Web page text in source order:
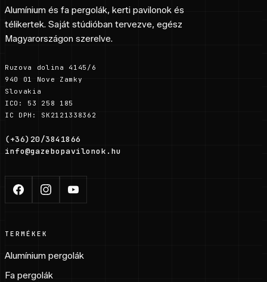
Alumínium és fa pergolák, kerti pavilonok és
télikertek. Saját stúdióban tervezve, egész
Magyarországon szerelve.
Ruzova dolina 4145/6
940 01 Nove Zamky
Slovakia
ICO: 53 258 185
IC DPH: SK2121338362
(+36)20/3841866
info@gazebopavilonok.hu
TERMÉKEK
Alumínium pergolák
Fa pergolák